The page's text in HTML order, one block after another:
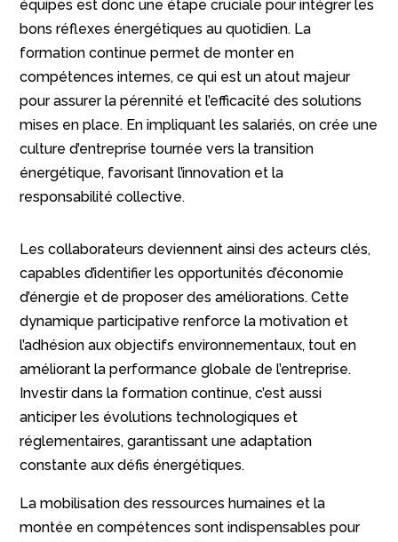
équipes est donc une étape cruciale pour intégrer les
bons réflexes énergétiques au quotidien. La
formation continue permet de monter en
compétences internes, ce qui est un atout majeur
pour assurer la pérennité et l’efficacité des solutions
mises en place. En impliquant les salariés, on crée une
culture d’entreprise tournée vers la transition
énergétique, favorisant l’innovation et la
responsabilité collective.
Les collaborateurs deviennent ainsi des acteurs clés,
capables d’identifier les opportunités d’économie
d’énergie et de proposer des améliorations. Cette
dynamique participative renforce la motivation et
l’adhésion aux objectifs environnementaux, tout en
améliorant la performance globale de l’entreprise.
Investir dans la formation continue, c’est aussi
anticiper les évolutions technologiques et
réglementaires, garantissant une adaptation
constante aux défis énergétiques.
La mobilisation des ressources humaines et la
montée en compétences sont indispensables pour